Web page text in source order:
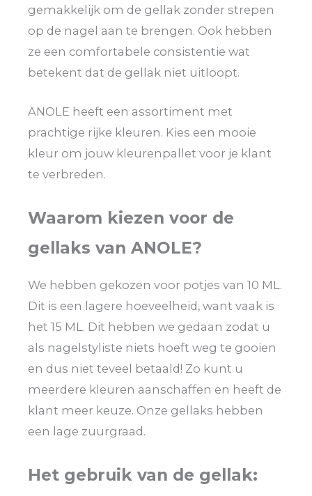
gemakkelijk om de gellak zonder strepen
op de nagel aan te brengen. Ook hebben
ze een comfortabele consistentie wat
betekent dat de gellak niet uitloopt.
ANOLE heeft een assortiment met
prachtige rijke kleuren. Kies een mooie
kleur om jouw kleurenpallet voor je klant
te verbreden.
Waarom kiezen voor de
gellaks van ANOLE?
We hebben gekozen voor potjes van 10 ML.
Dit is een lagere hoeveelheid, want vaak is
het 15 ML. Dit hebben we gedaan zodat u
als nagelstyliste niets hoeft weg te gooien
en dus niet teveel betaald! Zo kunt u
meerdere kleuren aanschaffen en heeft de
klant meer keuze. Onze gellaks hebben
een lage zuurgraad.
Het gebruik van de gellak: